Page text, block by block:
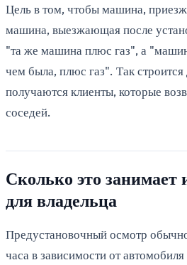
Цель в том, чтобы машина,
машина, выезжающая после
"та же машина плюс газ", а
чем была, плюс газ". Так строится
получаются клиенты, которые
соседей.
Сколько это занимает
для владельца
Предустановочный осмотр
часа в зависимости от автомобиля